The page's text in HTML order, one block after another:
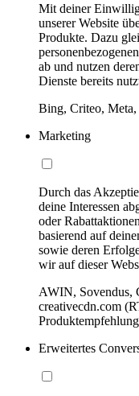
Mit deiner
unserer Website
Produkte. Dazu
ab und nutzen
Dienste bereits
Bing, Criteo,
Marketing
Durch das
deine Interessen
oder
basierend auf
sowie deren
wir auf dieser
AWIN, Sovendus,
creativecdn.com
Erweitertes